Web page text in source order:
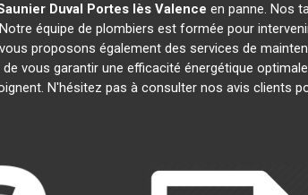
Duval Portes lès Valence en panne. Nos
équipe de plombiers est formée pour
proposons également des services de
vous garantir une efficacité énergétique
N'hésitez pas à consulter nos avis clients